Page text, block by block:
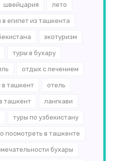
швейцария лето
в египет из ташкента
экотуризм
туры в бухару
отдых с лечением
в ташкент отель
ташкент лангкави
туры по узбекистану
посмотреть в ташкенте
бухары